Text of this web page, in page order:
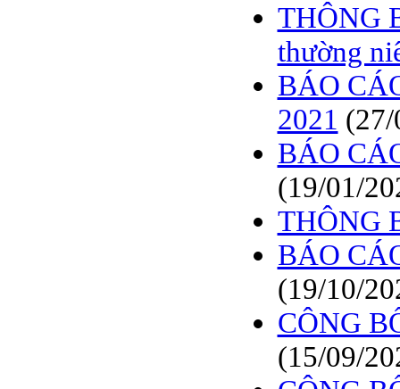
THÔNG
thường
BÁO
2021
BÁO
(19/01/
THÔNG
BÁO
(19/10/
CÔNG
(15/09/